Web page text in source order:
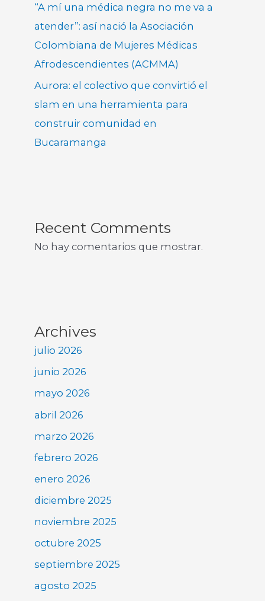
“A mí una médica negra no me va a
atender”: así nació la Asociación
Colombiana de Mujeres Médicas
Afrodescendientes (ACMMA)
Aurora: el colectivo que convirtió el
slam en una herramienta para
construir comunidad en
Bucaramanga
Recent Comments
No hay comentarios que mostrar.
Archives
julio 2026
junio 2026
mayo 2026
abril 2026
marzo 2026
febrero 2026
enero 2026
diciembre 2025
noviembre 2025
octubre 2025
septiembre 2025
agosto 2025